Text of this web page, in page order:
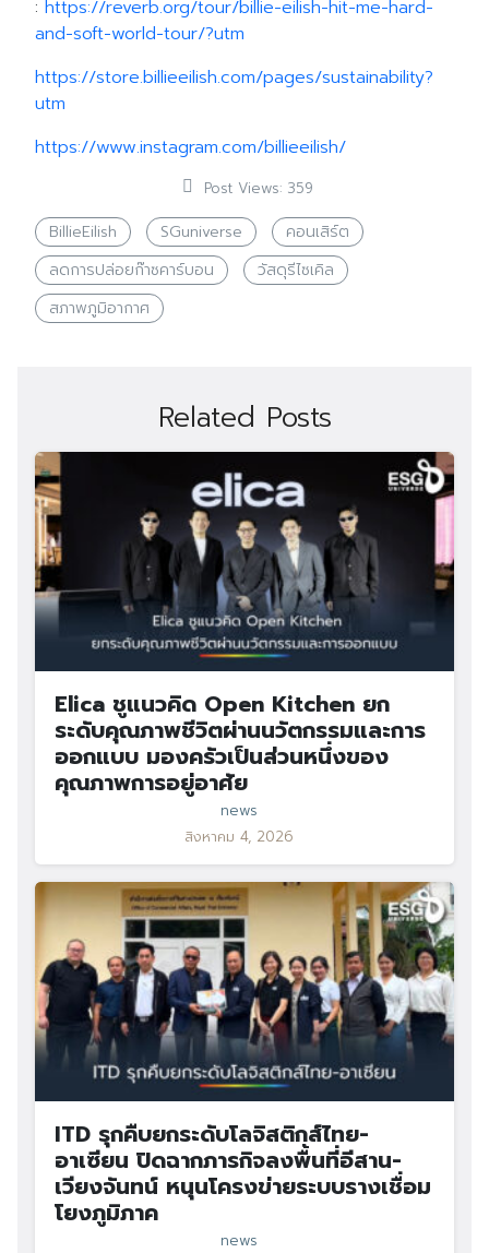
: https://reverb.org/tour/billie-eilish-hit-me-hard-
and-soft-world-tour/?utm
https://store.billieeilish.com/pages/sustainability?
utm
https://www.instagram.com/billieeilish/
Post Views: 359
BillieEilish SGuniverse
คอนเสิร์ต
ลดการปล่อยก๊าซคาร์บอน
วัสดุรีไซเคิล
สภาพภูมิอากาศ
Related Posts
Elica ชูแนวคิด Open Kitchen ยก
ระดับคุณภาพชีวิตผ่านนวัตกรรมและการ
ออกแบบ มองครัวเป็นส่วนหนึ่งของ
คุณภาพการอยู่อาศัย
news
สิงหาคม 4, 2026
ITD รุกคืบยกระดับโลจิสติกส์ไทย-
อาเซียน ปิดฉากภารกิจลงพื้นที่อีสาน-
เวียงจันทน์ หนุนโครงข่ายระบบรางเชื่อม
โยงภูมิภาค
news